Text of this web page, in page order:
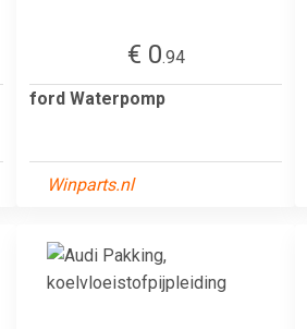
€ 0.94
ford Waterpomp
Winparts.nl